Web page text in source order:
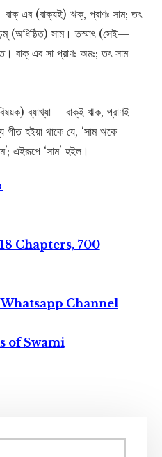
এব (বাক্যই) ঋক্, প্রাণঃ সাম; তৎ
সাম। তস্মাৎ (সেই—
বাক্ এব সা প্রাণঃ অমঃ; তৎ সাম
ব্যাখ্যা— বাক্ই ঋক, প্রাণই
হইয়া থাকে যে, ‘সাম ঋকে
এইরূপে ‘সাম’ হইল।
Chapters, 700
Channel
of Swami